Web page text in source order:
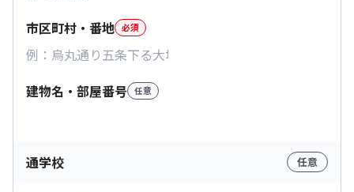
市区町村・番地 必須
建物名・部屋番号 任意
通学校 任意